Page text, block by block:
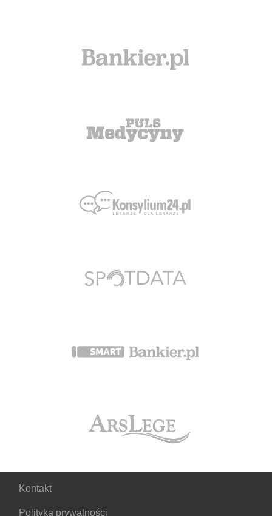
Kontakt
Polityka prywatności